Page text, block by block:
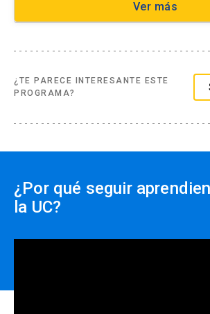
Ver más
¿TE PARECE INTERESANTE ESTE
PROGRAMA?
¿Por qué seguir
la UC?